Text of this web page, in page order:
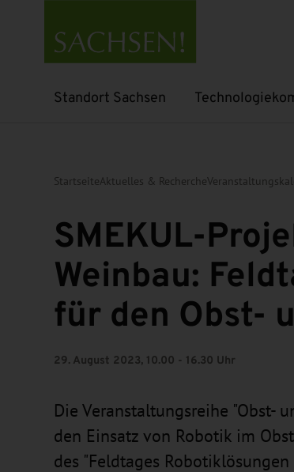
Standort Sachsen
Untermenü öffnen Untermenü öffnen
StartseiteAktuelles & Recherche
SMEKUL-
Weinbau:
für den Obst-
29. August 2023, 10.00 - 16.30 Uhr
Die Veranstaltungsreihe "Obst-
den Einsatz von Robotik im
des "Feldtages